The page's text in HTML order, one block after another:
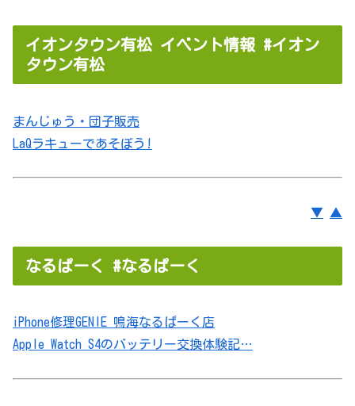
イオンタウン有松 イベント情報 #イオン
タウン有松
まんじゅう・団子販売
LaQラキューであそぼう!
▼ ▲
なるぱーく #なるぱーく
iPhone修理GENIE 鳴海なるぱーく店
Apple Watch S4のバッテリー交換体験記…